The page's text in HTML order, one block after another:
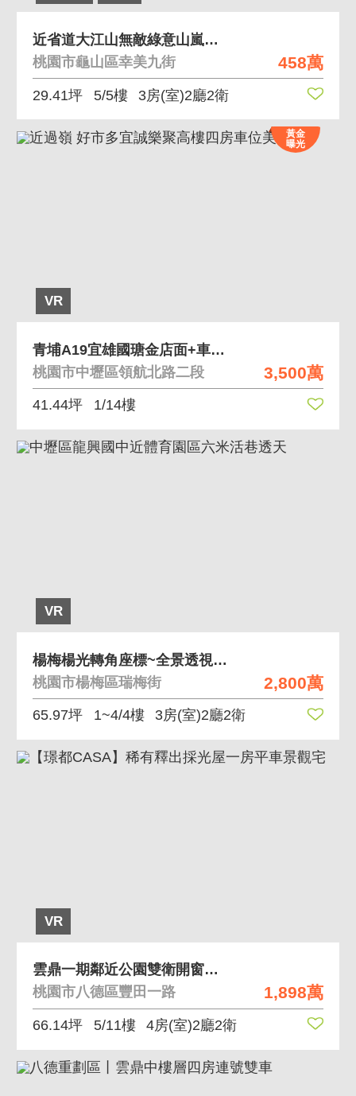
458萬
近省道大江山無敵綠意山嵐景觀健身美寓
桃園市龜山區幸美九街
29.41坪 5/5樓 3房(室)2廳2衛
VR
黃金
曝光
3,500萬
青埔A19宜雄國瑭金店面+車位(現有租客)
桃園市中壢區領航北路二段
41.44坪 1/14樓
VR
2,800萬
楊梅楊光轉角座標~全景透視玻璃採光美墅
桃園市楊梅區瑞梅街
65.97坪 1~4/4樓 3房(室)2廳2衛
VR
1,898萬
雲鼎一期鄰近公園雙衛開窗中樓層朝南四房雙車
桃園市八德區豐田一路
66.14坪 5/11樓 4房(室)2廳2衛